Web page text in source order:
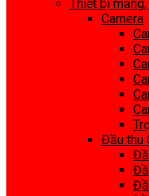
Thiết bị
Camera
Đầu thu